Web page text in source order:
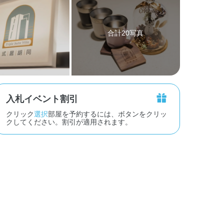
合計20写真
入札イベント割引
クリック選択部屋を予約するには、ボタンをクリッ
クしてください。割引が適用されます。